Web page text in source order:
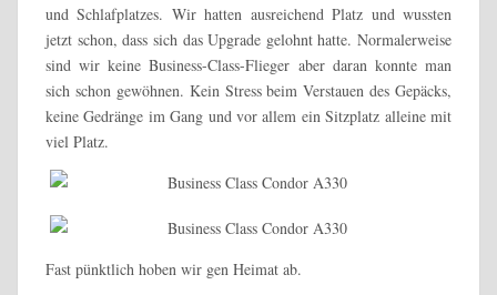
und Schlafplatzes. Wir hatten ausreichend Platz und wussten
jetzt schon, dass sich das Upgrade gelohnt hatte. Normalerweise
sind wir keine Business-Class-Flieger aber daran konnte man
sich schon gewöhnen. Kein Stress beim Verstauen des Gepäcks,
keine Gedränge im Gang und vor allem ein Sitzplatz alleine mit
viel Platz.
Fast pünktlich hoben wir gen Heimat ab.